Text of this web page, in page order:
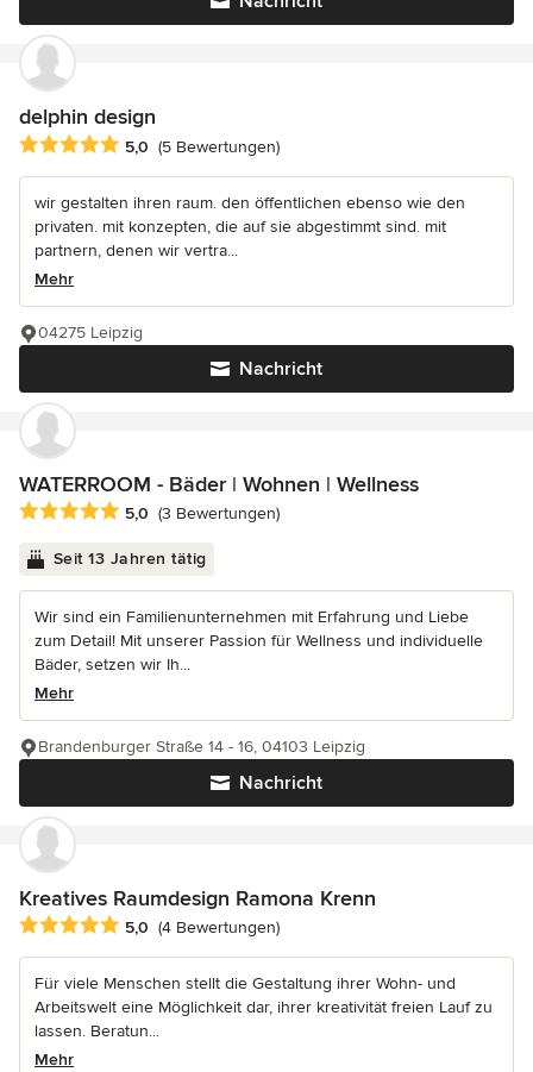
delphin design
Durchschnittliche Bewertung: 5 von 5 Sternen
5,0 (5 Bewertungen)
wir gestalten ihren raum. den öffentlichen ebenso wie den
privaten. mit konzepten, die auf sie abgestimmt sind. mit
partnern, denen wir vertra...
Mehr
Nachricht
04275 Leipzig
WATERROOM - Bäder | Wohnen | Wellness
Durchschnittliche Bewertung: 5 von 5 Sternen
5,0 (3 Bewertungen)
Seit 13 Jahren tätig
Wir sind ein Familienunternehmen mit Erfahrung und Liebe
zum Detail! Mit unserer Passion für Wellness und individuelle
Bäder, setzen wir Ih...
Mehr
Nachricht
Brandenburger Straße 14 - 16, 04103 Leipzig
Kreatives Raumdesign Ramona Krenn
Durchschnittliche Bewertung: 5 von 5 Sternen
5,0 (4 Bewertungen)
Für viele Menschen stellt die Gestaltung ihrer Wohn- und
Arbeitswelt eine Möglichkeit dar, ihrer kreativität freien Lauf zu
lassen. Beratun...
Mehr